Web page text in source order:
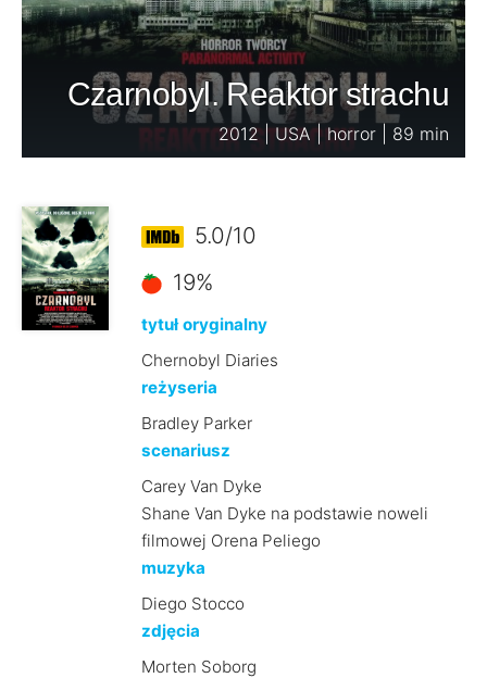
Czarnobyl. Reaktor strachu
2012 | USA | horror | 89 min
5.0/10
19%
tytuł oryginalny
Chernobyl Diaries
reżyseria
Bradley Parker
scenariusz
Carey Van Dyke
Shane Van Dyke na podstawie noweli
filmowej Orena Peliego
muzyka
Diego Stocco
zdjęcia
Morten Soborg